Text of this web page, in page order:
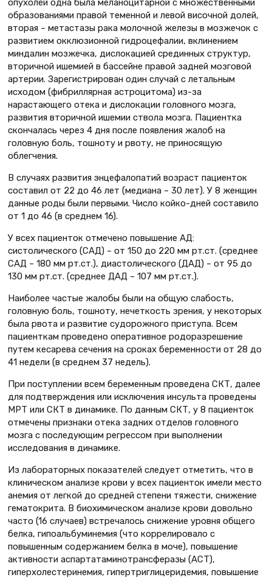
опухолей одна была меланоцитарной с множественными
образованиями правой теменной и левой височной долей,
вторая – метастазы рака молочной железы в мозжечок с
развитием окклюзионной гидроцефалии, вклинением
миндалин мозжечка, дислокацией срединных структур,
вторичной ишемией в бассейне правой задней мозговой
артерии. Зарегистрирован один случай с летальным
исходом (фибриллярная астроцитома) из-за
нарастающего отека и дислокации головного мозга,
развития вторичной ишемии ствола мозга. Пациентка
скончалась через 4 дня после появления жалоб на
головную боль, тошноту и рвоту, не приносящую
облегчения.
В случаях развития энцефалопатий возраст пациенток
составил от 22 до 46 лет (медиана – 30 лет). У 8 женщин
данные роды были первыми. Число койко-дней составило
от 1 до 46 (в среднем 16).
У всех пациенток отмечено повышение АД:
систолического (САД) – от 150 до 220 мм рт.ст. (среднее
САД – 180 мм рт.ст.), диастолического (ДАД) – от 95 до
130 мм рт.ст. (среднее ДАД – 107 мм рт.ст.).
Наиболее частые жалобы были на общую слабость,
головную боль, тошноту, нечеткость зрения, у некоторых
была рвота и развитие судорожного приступа. Всем
пациенткам проведено оперативное родоразрешение
путем кесарева сечения на сроках беременности от 28 до
41 недели (в среднем 37 недель).
При поступлении всем беременным проведена СКТ, далее
для подтверждения или исключения инсульта проведены
МРТ или СКТ в динамике. По данным СКТ, у 8 пациенток
отмечены признаки отека задних отделов головного
мозга с последующим регрессом при выполнении
исследования в динамике.
Из лабораторных показателей следует отметить, что в
клиническом анализе крови у всех пациенток имели место
анемия от легкой до средней степени тяжести, снижение
гематокрита. В биохимическом анализе крови довольно
часто (16 случаев) встречалось снижение уровня общего
белка, гипоальбуминемия (что коррелировало с
повышенным содержанием белка в моче), повышение
активности аспартатаминотрансферазы (АСТ),
гиперхолестеринемия, гипертриглицеридемия, повышение